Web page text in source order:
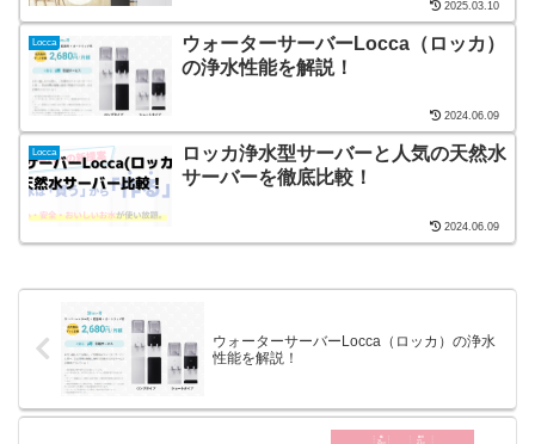
2025.03.10
Locca
ウォーターサーバーLocca（ロッカ）
の浄水性能を解説！
2024.06.09
Locca
ロッカ浄水型サーバーと人気の天然水
サーバーを徹底比較！
2024.06.09
ウォーターサーバーLocca（ロッカ）の浄水
性能を解説！